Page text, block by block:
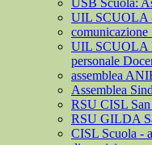
USB Scuola:
UIL SCUOLA
UIL SCUOLA
personale
assemblea
Assemblea
RSU CISL
RSU GILDA
CISL Scuola -